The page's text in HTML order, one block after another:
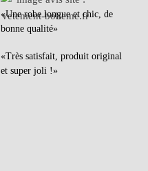
«Une robe longue et chic, de
bonne qualité»
«Très satisfait, produit original
et super joli !»